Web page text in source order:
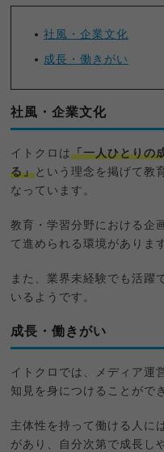
社風・企業文化
成長・働きがい
社風・企業文化
イトクロは「一人ひとりの
る」という理念を掲げて教
なっています。
教育・学習分野における企
て進められる環境がありま
また、業界未経験でも活躍
いるようです。
成長・働きがい
イトクロでは、メディア運
知見を身につけることがで
主体性を持って働ける人に
があり、自分次第で成長し